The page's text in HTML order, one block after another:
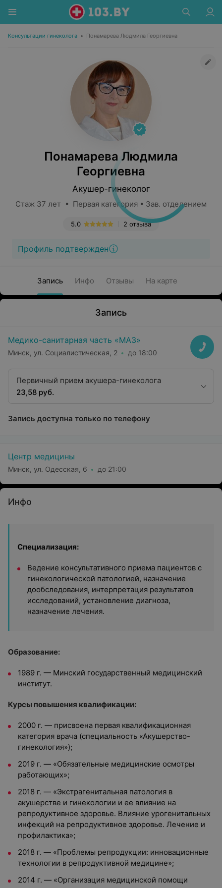
Консультации гинеколога • Понамарева Людмила Георгиевна
Понамарева Людмила
Георгиевна
Акушер-гинеколог
Стаж 37 лет • Первая категория • Зав. отделением
2 отзыва
5.0
Профиль подтвержден
Запись Инфо Отзывы На карте
Запись
Медико-санитарная часть «МАЗ»
Минск, ул. Социалистическая, 2 до 18:00
Первичный прием акушера-гинеколога
23,58 руб.
Запись доступна только по телефону
Центр медицины
Минск, ул. Одесская, 6 до 21:00
Инфо
Специализация:
Ведение консультативного приема пациентов с
гинекологической патологией, назначение
дообследования, интерпретация результатов
исследований, установление диагноза,
назначение лечения.
Образование:
1989 г. — Минский государственный медицинский
институт.
Курсы повышения квалификации:
2000 г. — присвоена первая квалификационная
категория врача (специальность «Акушерство-
гинекология»);
2019 г. — «Обязательные медицинские осмотры
работающих»;
2018 г. — «Экстрагенитальная патология в
акушерстве и гинекологии и ее влияние на
репродуктивное здоровье. Влияние урогенитальных
инфекций на репродуктивное здоровье. Лечение и
профилактика»;
2018 г. — «Проблемы репродукции: инновационные
технологии в репродуктивной медицине»;
2014 г. — «Организация медицинской помощи